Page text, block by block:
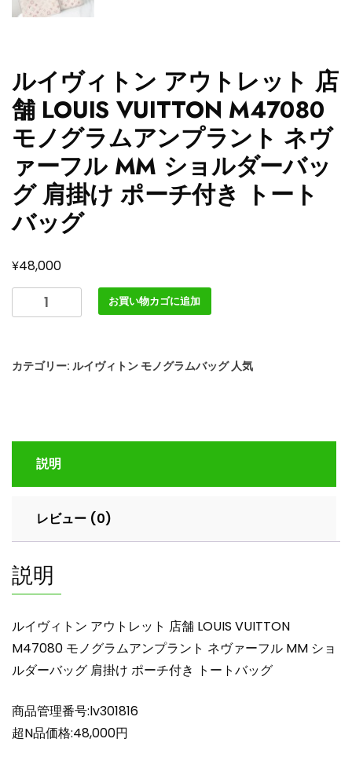
ルイヴィトン アウトレット 店
舗 LOUIS VUITTON M47080
モノグラムアンプラント ネヴ
ァーフル MM ショルダーバッ
グ 肩掛け ポーチ付き トート
バッグ
¥48,000
イ
ト
ト
ッ
舗
VUITTON
M47080
ノ
グ
ラ
ア
ン
お買い物カゴに追加
カテゴリー: ルイヴィトン モノグラムバッグ 人気
説明
レビュー (0)
説明
ルイヴィトン アウトレット 店舗 LOUIS VUITTON
M47080 モノグラムアンプラント ネヴァーフル MM ショ
ルダーバッグ 肩掛け ポーチ付き トートバッグ
商品管理番号:lv301816
超N品価格:48,000円